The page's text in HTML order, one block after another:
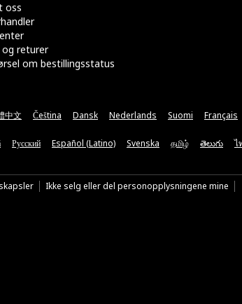
oss
og returer
om bestillingsstatus
中文 Čeština Dansk Nederlands Suomi Français
Русский Español (Latino) Svenska தமிழ் తెలుగు ไ
Ikke selg eller del personopplysningene mine